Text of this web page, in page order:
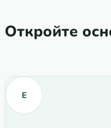
Откройте
E